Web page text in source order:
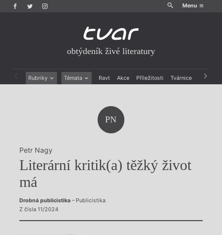
Menu
obtýdeník živé literatury
Rubriky Témata Ravt Akce Příležitosti Tvárnice Archiv
Výroční ceny
PN
Petr Nagy
Literární kritik(a) těžký život
má
Drobná publicistika– Publicistika
Z čísla 11/2024